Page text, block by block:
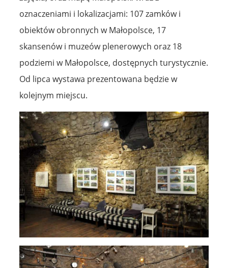
oznaczeniami i lokalizacjami: 107 zamków i
obiektów obronnych w Małopolsce, 17
skansenów i muzeów plenerowych oraz 18
podziemi w Małopolsce, dostępnych turystycznie.
Od lipca wystawa prezentowana będzie w
kolejnym miejscu.